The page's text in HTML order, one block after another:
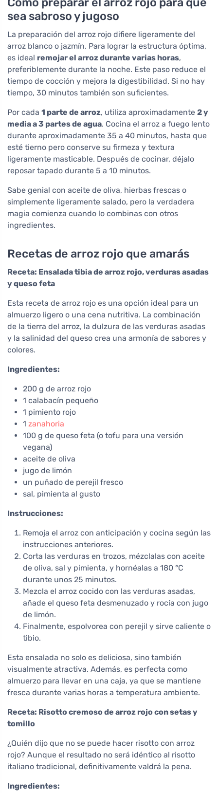
sea sabroso y jugoso
La preparación del arroz rojo difiere ligeramente del
arroz blanco o jazmín. Para lograr la estructura óptima,
es ideal remojar el arroz durante varias horas,
preferiblemente durante la noche. Este paso reduce el
tiempo de cocción y mejora la digestibilidad. Si no hay
tiempo, 30 minutos también son suficientes.
Por cada 1 parte de arroz, utiliza aproximadamente 2 y
media a 3 partes de agua. Cocina el arroz a fuego lento
durante aproximadamente 35 a 40 minutos, hasta que
esté tierno pero conserve su firmeza y textura
ligeramente masticable. Después de cocinar, déjalo
reposar tapado durante 5 a 10 minutos.
Sabe genial con aceite de oliva, hierbas frescas o
simplemente ligeramente salado, pero la verdadera
magia comienza cuando lo combinas con otros
ingredientes.
Recetas de arroz rojo que amarás
Receta: Ensalada tibia de arroz rojo, verduras asadas
y queso feta
Esta receta de arroz rojo es una opción ideal para un
almuerzo ligero o una cena nutritiva. La combinación
de la tierra del arroz, la dulzura de las verduras asadas
y la salinidad del queso crea una armonía de sabores y
colores.
Ingredientes:
200 g de arroz rojo
1 calabacín pequeño
1 pimiento rojo
1 zanahoria
100 g de queso feta (o tofu para una versión
vegana)
aceite de oliva
jugo de limón
un puñado de perejil fresco
sal, pimienta al gusto
Instrucciones:
Remoja el arroz con anticipación y cocina según las
instrucciones anteriores.
Corta las verduras en trozos, mézclalas con aceite
de oliva, sal y pimienta, y hornéalas a 180 °C
durante unos 25 minutos.
Mezcla el arroz cocido con las verduras asadas,
añade el queso feta desmenuzado y rocía con jugo
de limón.
Finalmente, espolvorea con perejil y sirve caliente o
tibio.
Esta ensalada no solo es deliciosa, sino también
visualmente atractiva. Además, es perfecta como
almuerzo para llevar en una caja, ya que se mantiene
fresca durante varias horas a temperatura ambiente.
Receta: Risotto cremoso de arroz rojo con setas y
tomillo
¿Quién dijo que no se puede hacer risotto con arroz
rojo? Aunque el resultado no será idéntico al risotto
italiano tradicional, definitivamente valdrá la pena.
Ingredientes: